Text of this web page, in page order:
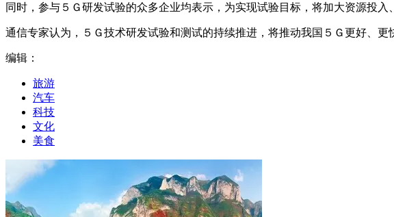
同时，参与５Ｇ研发试验的众多企业均表示，为实现试验目标，将加大资源投
通信专家认为，５Ｇ技术研发试验和测试的持续推进，将推动我国５Ｇ更好、
编辑：
旅游
汽车
科技
文化
美食